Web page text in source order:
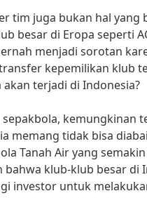
tim juga bukan hal yang
besar di Eropa seperti
menjadi sorotan
kepemilikan klub
terjadi di Indonesia?
kemungkinan
memang tidak bisa
Tanah Air yang
klub-klub besar di
investor untuk